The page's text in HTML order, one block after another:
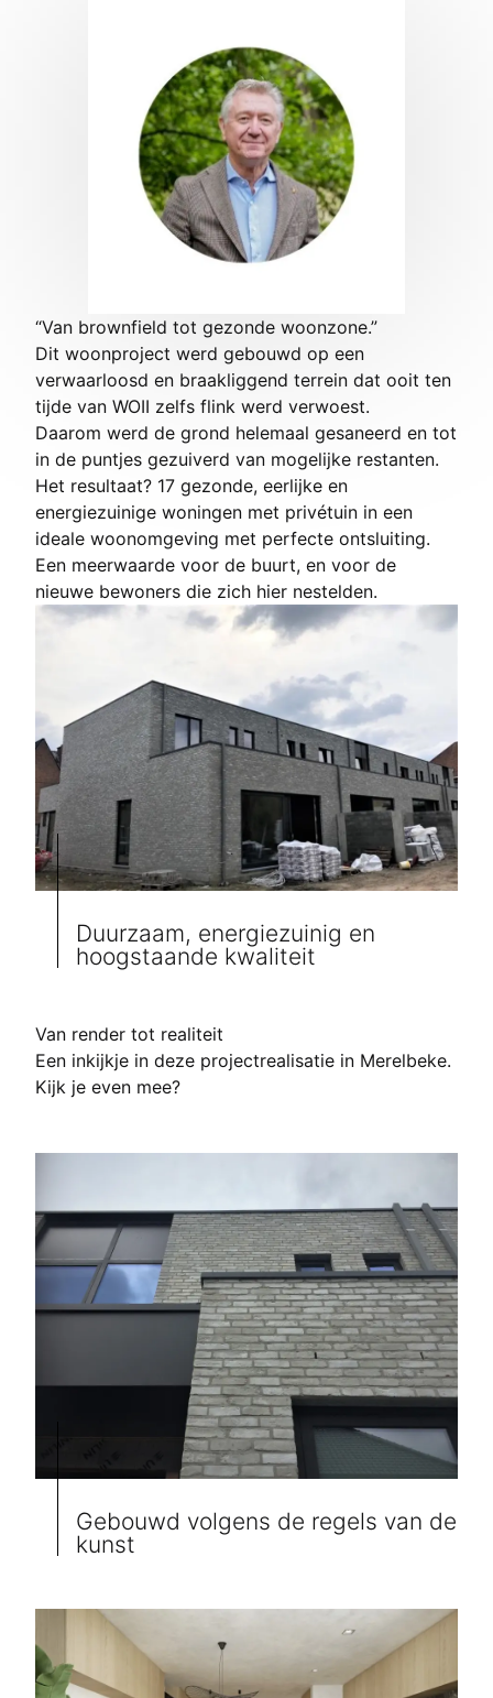
“Van brownfield tot gezonde woonzone.”
Dit woonproject werd gebouwd op een
verwaarloosd en braakliggend terrein dat ooit ten
tijde van WOII zelfs flink werd verwoest.
Daarom werd de grond helemaal gesaneerd en tot
in de puntjes gezuiverd van mogelijke restanten.
Het resultaat? 17 gezonde, eerlijke en
energiezuinige woningen met privétuin in een
ideale woonomgeving met perfecte ontsluiting.
Een meerwaarde voor de buurt, en voor de
nieuwe bewoners die zich hier nestelden.
Duurzaam, energiezuinig en
hoogstaande kwaliteit
Van render tot realiteit
Een inkijkje in deze projectrealisatie in Merelbeke.
Kijk je even mee?
Gebouwd volgens de regels van de
kunst